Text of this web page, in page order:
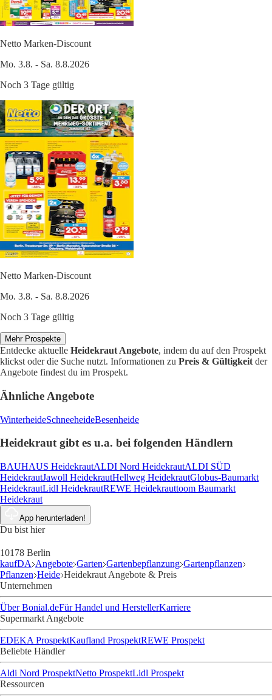
Netto Marken-Discount
Mo. 3.8. - Sa. 8.8.2026
Noch 3 Tage gültig
Netto Marken-Discount
Mo. 3.8. - Sa. 8.8.2026
Noch 3 Tage gültig
Mehr Prospekte
Entdecke aktuelle Heidekraut Angebote, indem du auf den Prospekt
klickst oder die Suche nutzt. Informationen zu Preis & Gültigkeit der
Angebote findest du im Prospekt.
Ähnliche Angebote
WinterheideSchneeheideBesenheide
Heidekraut gibt es u.a. bei folgenden Händlern
BAUHAUS HeidekrautALDI Nord HeidekrautALDI SÜD
HeidekrautJawoll HeidekrautHellweg HeidekrautGlobus-Baumarkt
HeidekrautLidl HeidekrautREWE Heidekrauttoom Baumarkt
Heidekraut
App herunterladen!
Du bist hier
10178 Berlin
kaufDA Angebote Garten Gartenbepflanzung Gartenpflanzen
Pflanzen Heide Heidekraut Angebote & Preis
Unternehmen
Über Bonial.deFür Handel und HerstellerKarriere
Supermarkt Angebote
EDEKA ProspektKaufland ProspektREWE Prospekt
Beliebte Händler
Aldi Nord ProspektNetto ProspektLidl Prospekt
Ressourcen